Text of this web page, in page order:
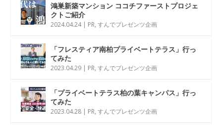
鴻巣新築マンション ココチファーストプロジェ
クトご紹介
2024.04.24| PR,すんでプレゼンツ企画
「フレスティア南柏プライベートテラス」行っ
てみた
2023.04.29 | PR,すんでプレゼンツ企画
「プライベートテラス柏の葉キャンパス」行っ
てみた
2023.04.28 | PR,すんでプレゼンツ企画